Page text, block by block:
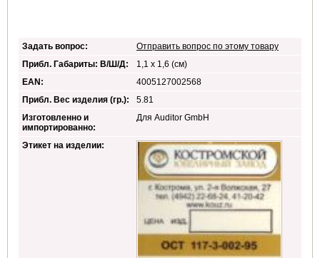
Задать вопрос:
Отправить вопрос по этому товару
Прибл. Габариты: В/Ш/Д:
1,1 x 1,6 (см)
EAN:
4005127002568
Прибл. Вес изделия (гр.):
5.81
Изготовленно и
импортированно:
Для Auditor GmbH
Этикет на изделии: